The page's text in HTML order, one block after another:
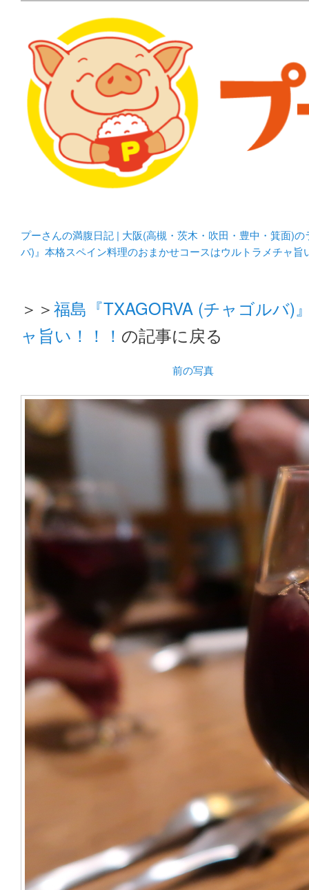
プーさんの満腹日記 |
豊中・箕面)のランチ＆
化してます。
プーさんの満腹日記 | 大阪(高槻・茨木・吹田・豊中・箕面)
バ)』本格スペイン料理のおまかせコースはウルトラメチャ旨
＞＞福島『TXAGORVA (チャゴルバ
ャ旨い！！！ の記事に戻る
前の写真